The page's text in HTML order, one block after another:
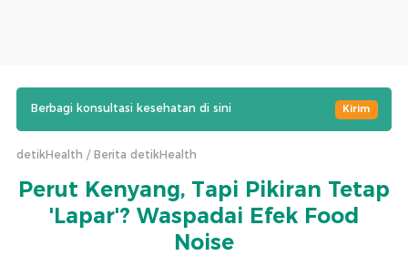
Berbagi konsultasi kesehatan di sini Kirim
detikHealth Berita detikHealth
Perut Kenyang, Tapi Pikiran Tetap
'Lapar'? Waspadai Efek Food
Noise